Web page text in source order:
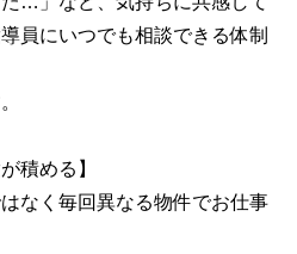
員にいつでも相談できる体制
積める】
なく毎回異なる物件でお仕事